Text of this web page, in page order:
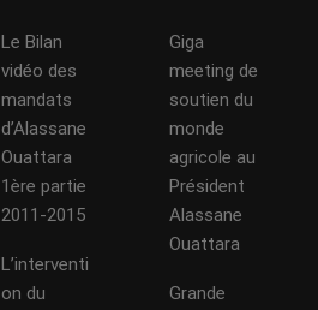
Le Bilan
vidéo des
mandats
d’Alassane
Ouattara
1ère partie
2011-2015
L’interventi
on du
Giga
meeting de
soutien du
monde
agricole au
Président
Alassane
Ouattara
Grande